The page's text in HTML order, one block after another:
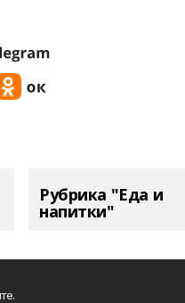
Рубрика "Еда и
напитки"